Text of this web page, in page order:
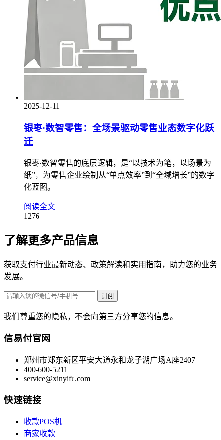
2025-12-11
银枣·数智零售：全场景驱动零售业态数字化跃
迁
银枣·数智零售的底层逻辑，是“以技术为笔，以场景为
纸”，为零售企业绘制从“单点效率”到“全域增长”的数字
化蓝图。
阅读全文
1276
了解更多产品信息
获取支付行业最新动态、政策解读和实用指南，助力您的业务
发展。
订阅
我们尊重您的隐私，不会向第三方分享您的信息。
信易付官网
郑州市郑东新区平安大道永和龙子湖广场A座2407
400-600-5211
service@xinyifu.com
快速链接
收款POS机
商家收款